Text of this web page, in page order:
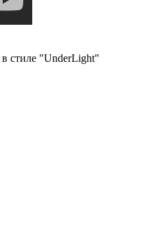
в стиле "UnderLight"